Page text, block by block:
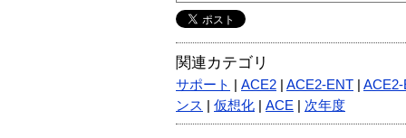
関連カテゴリ
サポート ACE2 ACE2-ENT
ンス
仮想化 ACE 次年度